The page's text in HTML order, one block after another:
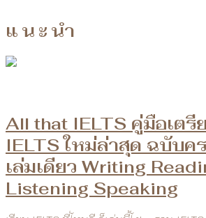
แนะนำ
All that IELTS คู่มือเตรี
IELTS ใหม่ล่าสุด ฉบับค
เล่มเดียว Writing
Listening Speaking